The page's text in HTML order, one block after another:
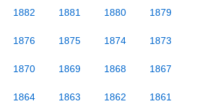
1882 1881 1880 1879
1876 1875 1874 1873
1870 1869 1868 1867
1864 1863 1862 1861